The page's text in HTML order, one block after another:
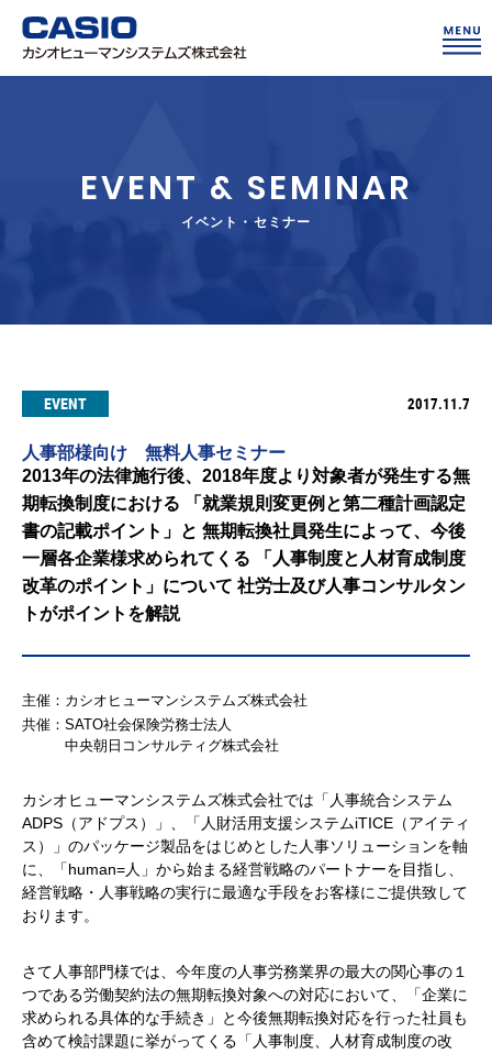
EVENT & SEMINAR
イベント・セミナー
EVENT 2017.11.7
人事部様向け 無料人事セミナー
2013年の法律施行後、2018年度より対象者が発生する無
期転換制度における 「就業規則変更例と第二種計画認定
書の記載ポイント」と 無期転換社員発生によって、今後
一層各企業様求められてくる 「人事制度と人材育成制度
改革のポイント」について 社労士及び人事コンサルタン
トがポイントを解説
主催：カシオヒューマンシステムズ株式会社
共催：SATO社会保険労務士法人
中央朝日コンサルティグ株式会社
カシオヒューマンシステムズ株式会社では「人事統合システム
ADPS（アドプス）」、「人財活用支援システムiTICE（アイティ
ス）」のパッケージ製品をはじめとした人事ソリューションを軸
に、「human=人」から始まる経営戦略のパートナーを目指し、
経営戦略・人事戦略の実行に最適な手段をお客様にご提供致して
おります。
さて人事部門様では、今年度の人事労務業界の最大の関心事の１
つである労働契約法の無期転換対象への対応において、「企業に
求められる具体的な手続き」と今後無期転換対応を行った社員も
含めて検討課題に挙がってくる「人事制度、人材育成制度の改